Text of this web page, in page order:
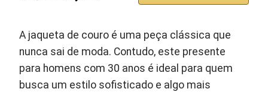
A jaqueta de couro é uma peça clássica que
nunca sai de moda. Contudo, este presente
para homens com 30 anos é ideal para quem
busca um estilo sofisticado e algo mais